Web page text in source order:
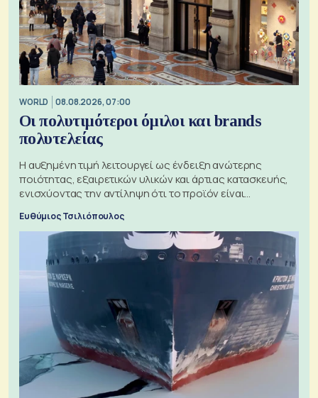
WORLD 08.08.2026, 07:00
Οι πολυτιμότεροι όμιλοι και brands
πολυτελείας
Η αυξημένη τιμή λειτουργεί ως ένδειξη ανώτερης
ποιότητας, εξαιρετικών υλικών και άρτιας κατασκευής,
ενισχύοντας την αντίληψη ότι το προϊόν είναι
Ευθύμιος Τσιλιόπουλος